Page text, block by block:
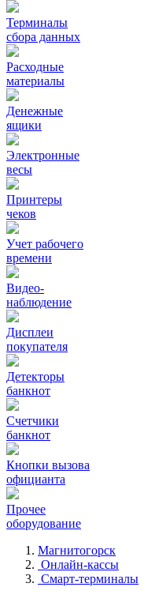
Терминалы
сбора данных
Расходные
материалы
Денежные
ящики
Электронные
весы
Принтеры
чеков
Учет рабочего
времени
Видео‑
наблюдение
Дисплеи
покупателя
Детекторы
банкнот
Счетчики
банкнот
Кнопки вызова
официанта
Прочее
оборудование
Магнитогорск
Онлайн-кассы
Смарт-терминалы